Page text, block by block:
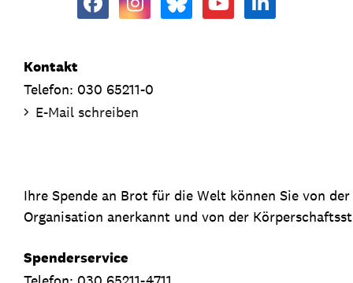
Kontakt
Telefon: 030 65211-0
E-Mail schreiben
Ihre Spende an Brot für die Welt können Sie von
Organisation anerkannt und von der
Spenderservice